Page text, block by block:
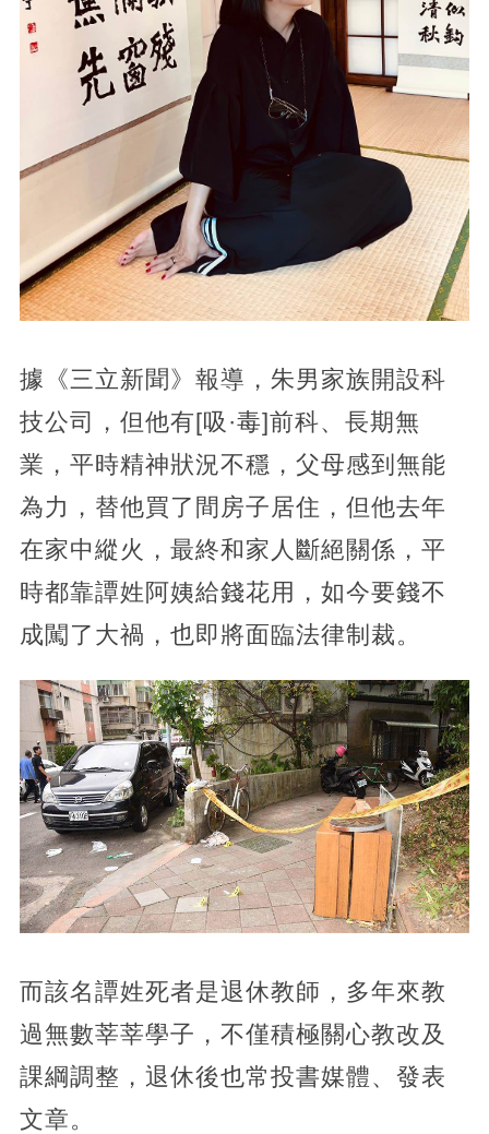
據《三立新聞》報導，朱男家族開設科
技公司，但他有[吸·毒]前科、長期無
業，平時精神狀況不穩，父母感到無能
為力，替他買了間房子居住，但他去年
在家中縱火，最終和家人斷絕關係，平
時都靠譚姓阿姨給錢花用，如今要錢不
成闖了大禍，也即將面臨法律制裁。
而該名譚姓死者是退休教師，多年來教
過無數莘莘學子，不僅積極關心教改及
課綱調整，退休後也常投書媒體、發表
文章。